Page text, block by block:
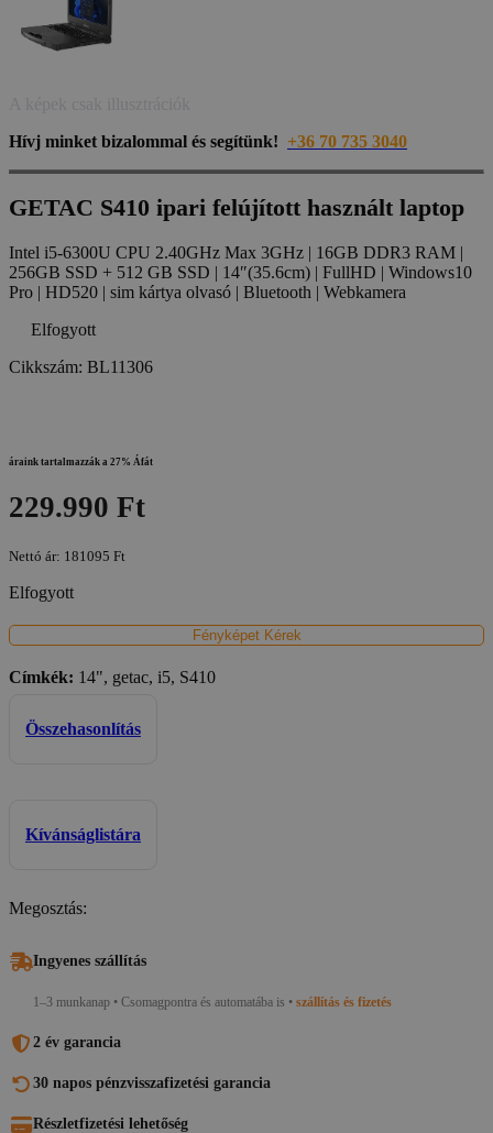
Hívj minket bizalommal és segítünk! +36 70 735 3040
GETAC S410 ipari felújított használt laptop
Intel i5-6300U CPU 2.40GHz Max 3GHz | 16GB DDR3 RAM |
256GB SSD + 512 GB SSD | 14″(35.6cm) | FullHD | Windows10
Pro | HD520 | sim kártya olvasó | Bluetooth | Webkamera
Elfogyott
Cikkszám: BL11306
áraink tartalmazzák a 27% Áfát
229.990 Ft
Nettó ár: 181095 Ft
Elfogyott
Fényképet Kérek
Címkék: 14", getac, i5, S410
Összehasonlítás
Kívánságlistára
Megosztás:
Ingyenes szállítás
1–3 munkanap • Csomagpontra és automatába is • szállítás és fizetés
2 év garancia
30 napos pénzvisszafizetési garancia
Részletfizetési lehetőség